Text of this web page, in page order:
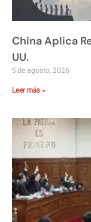
China Aplica
UU.
5 de agosto, 2026
Leer más »